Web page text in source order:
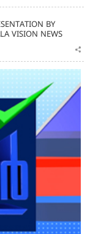
BY
VISION NEWS